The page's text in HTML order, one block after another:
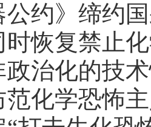
公约》缔约
时恢复禁止
政治化的技
范化学恐怖